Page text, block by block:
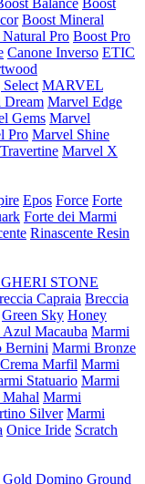
Balance Boost
Boost Mineral
Pro Boost Pro
Canone Inverso ETIC
MARVEL
Dream Marvel Edge
Gems Marvel
Pro Marvel Shine
Marvel X
Epos Force Forte
Forte dei Marmi
Rinascente Resin
STONE
Capraia Breccia
Green Sky Honey
Macauba Marmi
Bernini Marmi Bronze
Marfil Marmi
Statuario Marmi
Marmi
Silver Marmi
Onice Iride Scratch
Gold Domino Ground